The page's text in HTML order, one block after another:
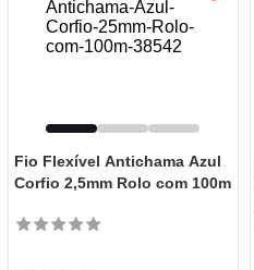
Fio Flexível Antichama Azul
Corfio 2,5mm Rolo com 100m